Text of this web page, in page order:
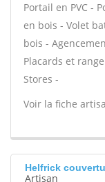
Portail en PVC -
en bois - Volet
bois -
Placards et
Stores -
Voir la fiche
Helfrick
Artisan